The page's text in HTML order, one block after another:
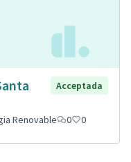
Acceptada
Renovable 0 0